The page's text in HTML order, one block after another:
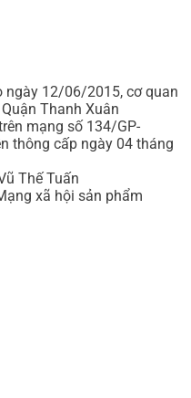
ngày 12/06/2015, cơ quan
Thanh Xuân
mạng số 134/GP-
thông cấp ngày 04 tháng
Thế Tuấn
xã hội sản phẩm